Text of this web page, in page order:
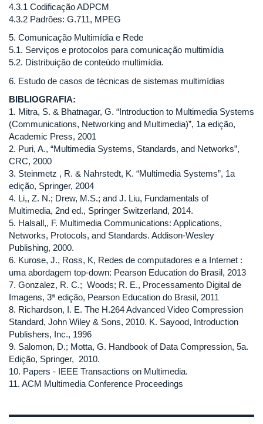
4.3.1 Codificação ADPCM
4.3.2 Padrões: G.711, MPEG
5. Comunicação Multimídia e Rede
5.1. Serviços e protocolos para comunicação multimídia
5.2. Distribuição de conteúdo multimídia.
6. Estudo de casos de técnicas de sistemas multimídias
BIBLIOGRAFIA:
1. Mitra, S. & Bhatnagar, G. “Introduction to Multimedia Systems
(Communications, Networking and Multimedia)”, 1a edição,
Academic Press, 2001
2. Puri, A., “Multimedia Systems, Standards, and Networks”,
CRC, 2000
3. Steinmetz , R. & Nahrstedt, K. “Multimedia Systems”, 1a
edição, Springer, 2004
4. Li,, Z. N.; Drew, M.S.; and J. Liu, Fundamentals of
Multimedia, 2nd ed., Springer Switzerland, 2014.
5. Halsall,, F. Multimedia Communications: Applications,
Networks, Protocols, and Standards. Addison-Wesley
Publishing, 2000.
6. Kurose, J., Ross, K, Redes de computadores e a Internet :
uma abordagem top-down: Pearson Education do Brasil, 2013
7. Gonzalez, R. C.; Woods; R. E., Processamento Digital de
Imagens, 3ª edição, Pearson Education do Brasil, 2011
8. Richardson, I. E. The H.264 Advanced Video Compression
Standard, John Wiley & Sons, 2010. K. Sayood, Introduction
Publishers, Inc., 1996
9. Salomon, D.; Motta, G. Handbook of Data Compression, 5a.
Edição, Springer, 2010.
10. Papers - IEEE Transactions on Multimedia.
11. ACM Multimedia Conference Proceedings